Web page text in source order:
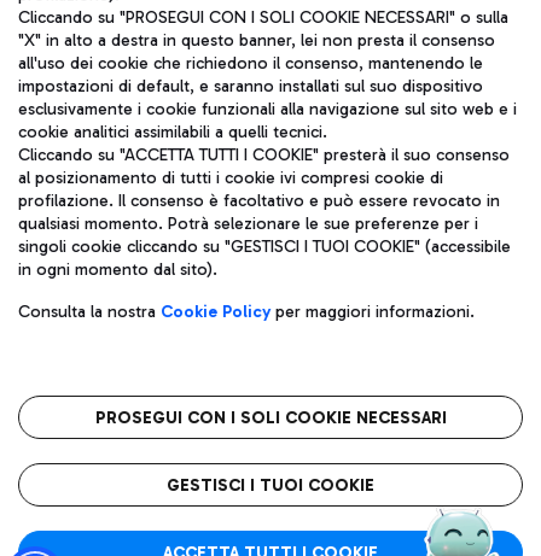
Pizza
Gelateria
Wine Bar & Sparkling
Autobus
Scopri le linee di autobus per raggiungere l'aeroporto
Leonardo Da Vinci.
Raggiungi l’aeroporto senza pensieri con il servizio di taxi a
Ristoranti
Scopri la nostra offerta per una pausa gustosa in aeroporto
Mappa Aeroporto Fiumicino
Aeroporti di Roma S.p.A. - Società soggetta a direzione e
coordinamento di Mundys S.p.A.
Codice fiscale e Registro delle Imprese di Roma 13032990155 P.
IVA 06572251004
Capitale sociale 62.224.743,00 int. vers.
Sede legale: Via Pier Paolo Racchetti 1 - 00054 Fiumicino (RM)
telefono +39 06 65951
Privacy policy
Note legali
Roma FCO
L'aeroporto stellato
Cliccando su "PROSEGUI CON I SOLI COOKIE NECESSARI" o sulla
"X" in alto a destra in questo banner, lei non presta il consenso
all'uso dei cookie che richiedono il consenso, mantenendo le
impostazioni di default, e saranno installati sul suo dispositivo
esclusivamente i cookie funzionali alla navigazione sul sito web e i
cookie analitici assimilabili a quelli tecnici.
Cliccando su "ACCETTA TUTTI I COOKIE" presterà il suo consenso
al posizionamento di tutti i cookie ivi compresi cookie di
profilazione. Il consenso è facoltativo e può essere revocato in
qualsiasi momento. Potrà selezionare le sue preferenze per i
singoli cookie cliccando su "GESTISCI I TUOI COOKIE" (accessibile
in ogni momento dal sito).
Consulta la nostra Cookie Policyper maggiori informazioni.
PROSEGUI CON I SOLI COOKIE NECESSARI
GESTISCI I TUOI COOKIE